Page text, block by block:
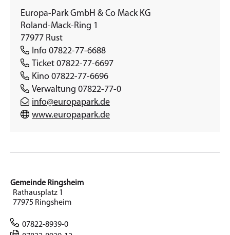
Europa-Park GmbH & Co Mack KG
Roland-Mack-Ring 1
77977 Rust
Info 07822-77-6688
Ticket 07822-77-6697
Kino 07822-77-6696
Verwaltung 07822-77-0
info@europapark.de
www.europapark.de
Gemeinde Ringsheim
Rathausplatz 1
77975 Ringsheim
07822-8939-0